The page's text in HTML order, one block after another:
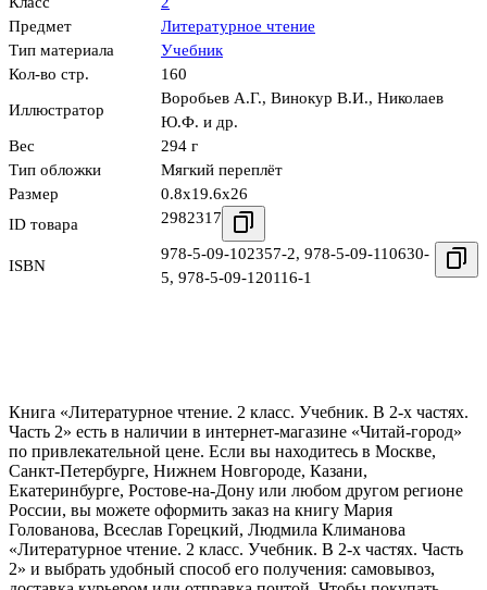
Предмет
Литературное чтение
Тип материала
Учебник
Кол-во стр.
160
Иллюстратор
Воробьев А.Г., Винокур В.И., Николаев
Ю.Ф. и др.
Вес
294 г
Тип обложки
Мягкий переплёт
Размер
0.8x19.6x26
ID товара
2982317
ISBN
978-5-09-102357-2, 978-5-09-110630-
5, 978-5-09-120116-1
Книга «Литературное чтение. 2 класс. Учебник. В 2-х частях.
Часть 2» есть в наличии в интернет-магазине «Читай-город»
по привлекательной цене. Если вы находитесь в Москве,
Санкт-Петербурге, Нижнем Новгороде, Казани,
Екатеринбурге, Ростове-на-Дону или любом другом регионе
России, вы можете оформить заказ на книгу Мария
Голованова, Всеслав Горецкий, Людмила Климанова
«Литературное чтение. 2 класс. Учебник. В 2-х частях. Часть
2» и выбрать удобный способ его получения: самовывоз,